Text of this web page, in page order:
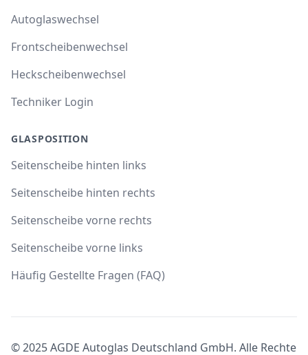
Autoglaswechsel
Frontscheibenwechsel
Heckscheibenwechsel
Techniker Login
GLASPOSITION
Seitenscheibe hinten links
Seitenscheibe hinten rechts
Seitenscheibe vorne rechts
Seitenscheibe vorne links
Häufig Gestellte Fragen (FAQ)
© 2025 AGDE Autoglas Deutschland GmbH. Alle Rechte